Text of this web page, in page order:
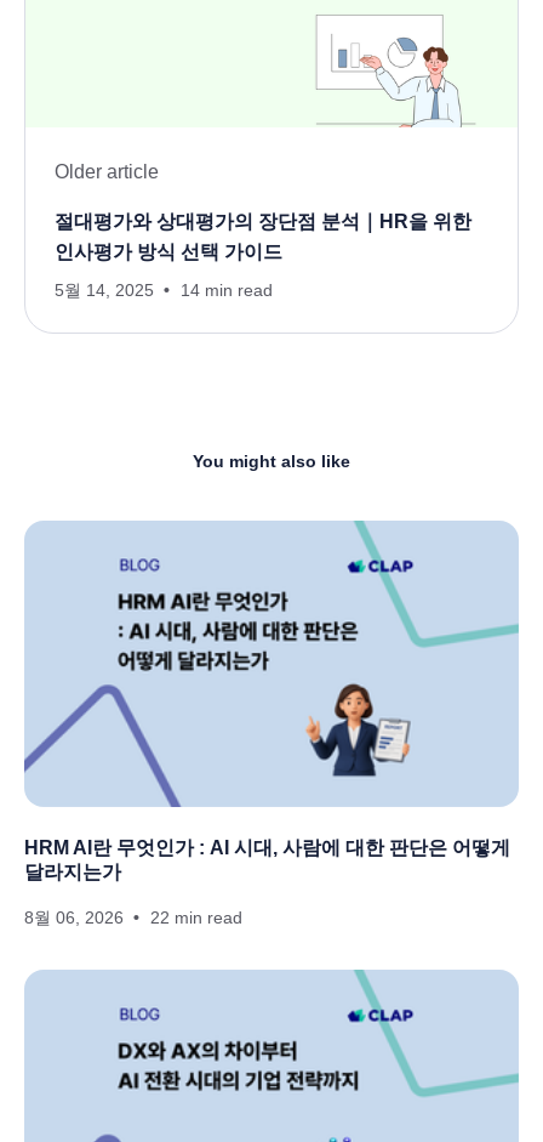
Older article
절대평가와 상대평가의 장단점 분석｜HR을 위한
인사평가 방식 선택 가이드
5월 14, 2025 14 min read
You might also like
HRM AI란 무엇인가 : AI 시대, 사람에 대한 판단은 어떻게
달라지는가
8월 06, 2026 22 min read